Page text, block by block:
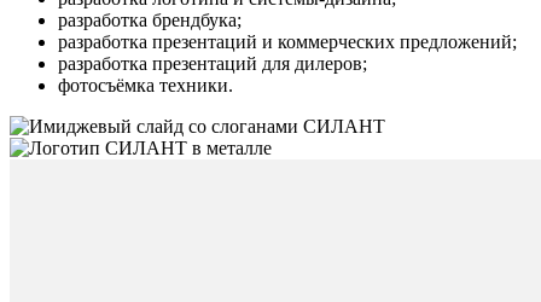
разработка брендбука;
разработка презентаций и коммерческих предложений;
разработка презентаций для дилеров;
фотосъёмка техники.